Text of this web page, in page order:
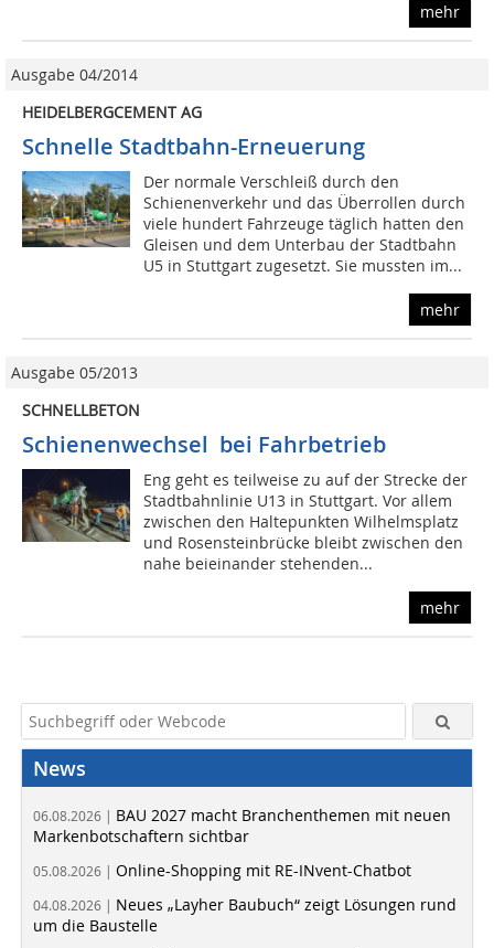
mehr
Ausgabe 04/2014
HEIDELBERGCEMENT AG
Schnelle Stadtbahn-Erneuerung
Der normale Verschleiß durch den
Schienenverkehr und das Überrollen durch
viele hundert Fahrzeuge täglich hatten den
Gleisen und dem Unterbau der Stadtbahn
U5 in Stuttgart zugesetzt. Sie mussten im...
mehr
Ausgabe 05/2013
SCHNELLBETON
Schienenwechsel bei Fahrbetrieb
Eng geht es teilweise zu auf der Strecke der
Stadtbahnlinie U13 in Stuttgart. Vor allem
zwischen den Haltepunkten Wilhelmsplatz
und Rosensteinbrücke bleibt zwischen den
nahe beieinander stehenden...
mehr
News
06.08.2026 | BAU 2027 macht Branchenthemen mit neuen
Markenbotschaftern sichtbar
05.08.2026 | Online-Shopping mit RE-INvent-Chatbot
04.08.2026 | Neues „Layher Baubuch“ zeigt Lösungen rund
um die Baustelle